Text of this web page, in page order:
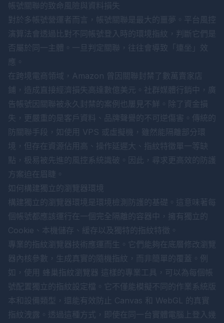
帳號關聯的致命風險與資料損失
對於多帳號營運者而言，帳號關聯是最大的噩夢。平台風控
演算法會透過比對不同帳號登入時的環境指紋，判斷它們是
否屬於同一主體。一旦判定關聯，往往會導致「連坐」效
應。
在跨境電商領域，Amazon 曾因關聯封禁了數萬賣家店
鋪，造成直接經濟損失高達數億美元。社群媒體行銷中，廣
告帳號因關聯被永久封禁的案例也屢見不鮮。除了資金損
失，更嚴重的是客戶資料、品牌聲譽的不可逆傷害。傳統的
防關聯手段，如使用 VPS 或虛擬機，雖然能隔離部分環
境，但存在資源佔用高、操作延遲大、指紋特徵單一等缺
點，极易被先進的風控系統識破。因此，尋求更高效的防護
方案迫在眉睫。
如何構建獨立的瀏覽器環境
構建獨立的瀏覽器環境是環境檢測防護的基礎。這意味著每
個帳號都應該運行在一個完全隔離的容器中，擁有獨立的
Cookie、本機儲存、緩存以及獨特的指紋特徵。
專業的指紋瀏覽器技術應運而生。它們能夠在底層修改瀏覽
器內核參數，生成真實的隨機指紋，而非簡單的覆蓋。例
如，使用 蜂巢指紋瀏覽器 這樣的專業工具，可以為每個帳
號配置獨立的指紋設定檔。它不僅能模擬不同的作業系統版
本和設備類型，還能有效防止 Canvas 和 WebGL 的真實
指紋洩露。透過這種方式，即使在同一台實體電腦上登入幾